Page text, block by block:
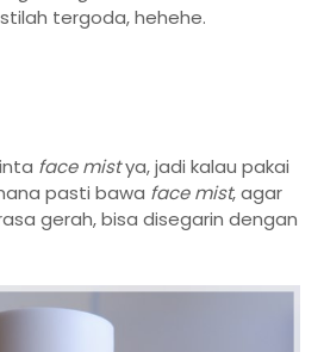
tergoda, hehehe.
face mistya, jadi kalau pakai
pasti bawa face mist, agar
gerah, bisa disegarin dengan